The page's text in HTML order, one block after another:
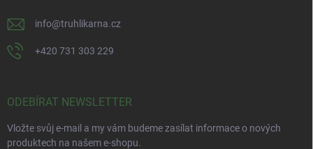
info@truhlikarna.cz
+420 731 303 229
ODEBÍRAT NEWSLETTER
Vložte svůj e-mail a my vám budeme zasílat informace o nových
produktech na našem e-shopu.